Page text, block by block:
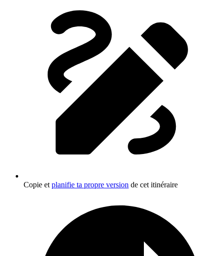
Copie et planifie ta propre version de cet itinéraire